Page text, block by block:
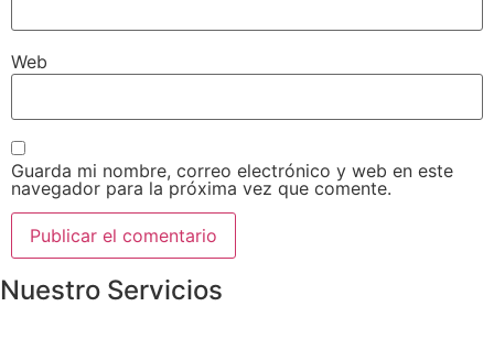
Web
Guarda mi nombre, correo electrónico y web en este
navegador para la próxima vez que comente.
Nuestro Servicios